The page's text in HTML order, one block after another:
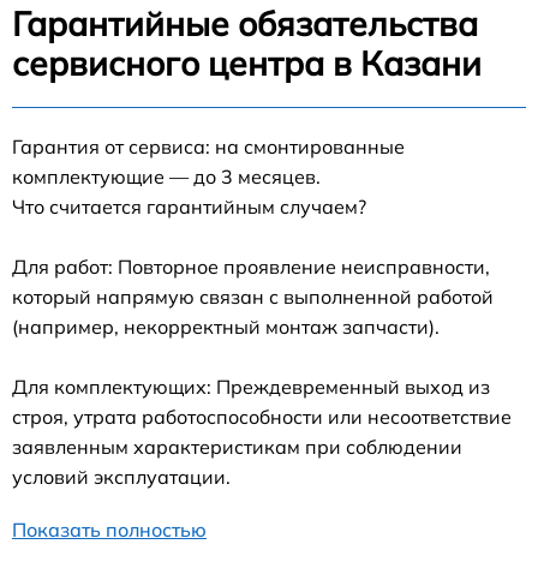
Гарантийные обязательства
сервисного центра в Казани
Гарантия от сервиса: на смонтированные
комплектующие — до 3 месяцев.
Что считается гарантийным случаем?
Для работ: Повторное проявление неисправности,
который напрямую связан с выполненной работой
(например, некорректный монтаж запчасти).
Для комплектующих: Преждевременный выход из
строя, утрата работоспособности или несоответствие
заявленным характеристикам при соблюдении
условий эксплуатации.
Показать полностью